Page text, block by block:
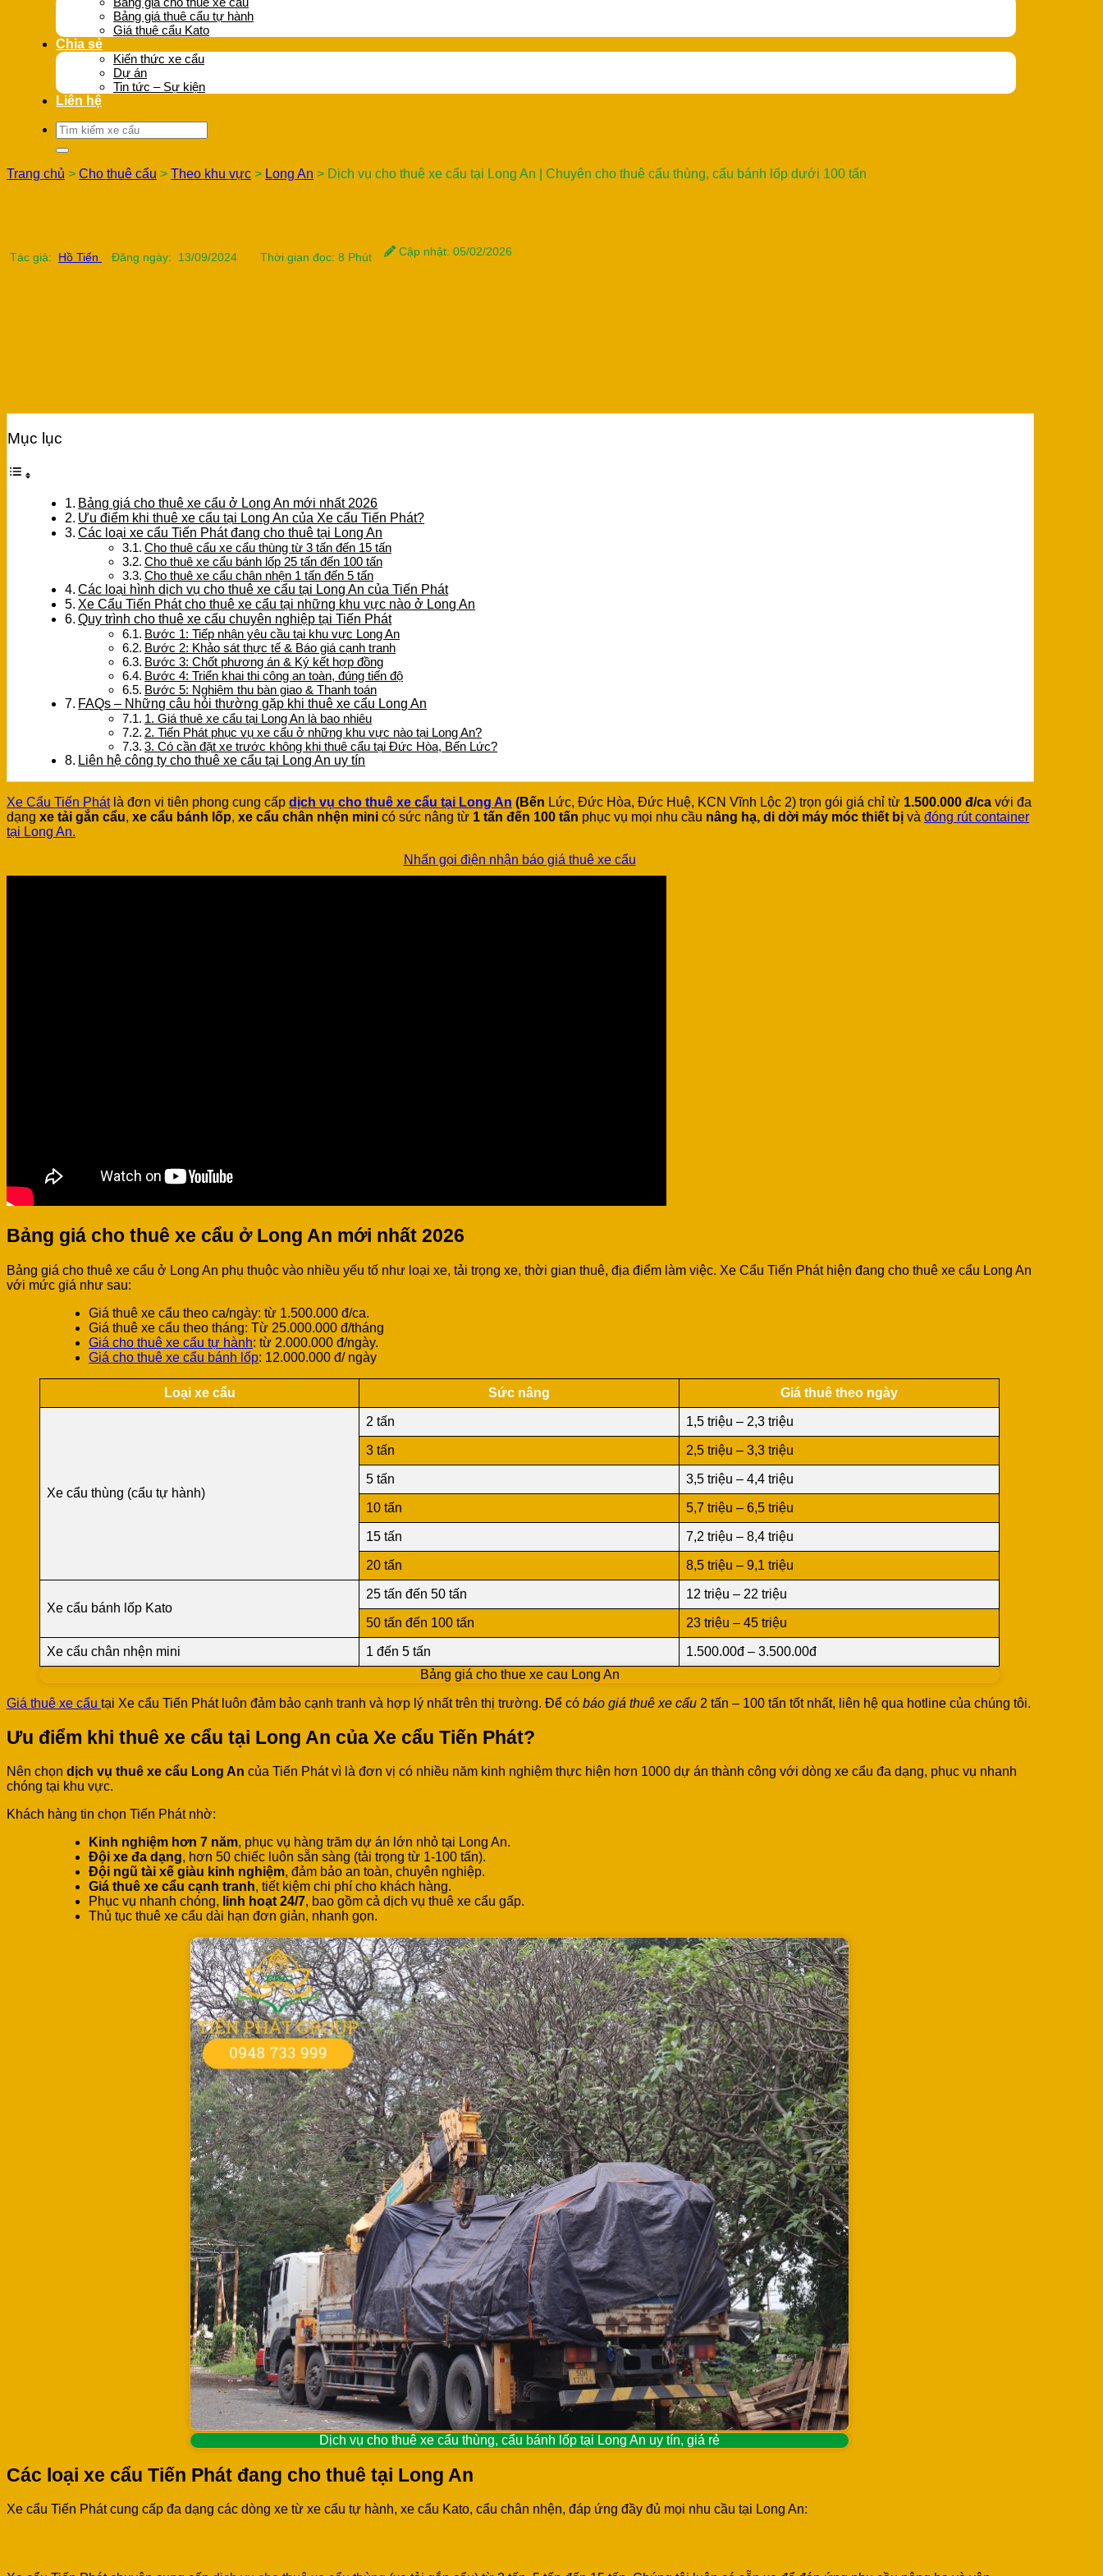
Bảng giá thuê cẩu tự hành
Giá thuê cẩu Kato
Chia sẻ
Kiến thức xe cẩu
Dự án
Tin tức – Sự kiện
Liên hệ
Tìm
kiếm:
Trang chủ > Cho thuê cẩu > Theo khu vực > Long An > Dịch vụ cho thuê xe cẩu tại Long An | Chuyên cho thuê cẩu thùng, cẩu bánh lốp dưới 100 tấn
Tác giả: Hồ Tiến Đăng ngày: 13/09/2024 Thời gian đọc: 8 Phút Cập nhật: 05/02/2026
Mục lục
Bảng giá cho thuê xe cẩu ở Long An mới nhất 2026
Ưu điểm khi thuê xe cẩu tại Long An của Xe cẩu Tiến Phát?
Các loại xe cẩu Tiến Phát đang cho thuê tại Long An
Cho thuê cẩu xe cẩu thùng từ 3 tấn đến 15 tấn
Cho thuê xe cẩu bánh lốp 25 tấn đến 100 tấn
Cho thuê xe cẩu chân nhện 1 tấn đến 5 tấn
Các loại hình dịch vụ cho thuê xe cẩu tại Long An của Tiến Phát
Xe Cẩu Tiến Phát cho thuê xe cẩu tại những khu vực nào ở Long An
Quy trình cho thuê xe cẩu chuyên nghiệp tại Tiến Phát
Bước 1: Tiếp nhận yêu cầu tại khu vực Long An
Bước 2: Khảo sát thực tế & Báo giá cạnh tranh
Bước 3: Chốt phương án & Ký kết hợp đồng
Bước 4: Triển khai thi công an toàn, đúng tiến độ
Bước 5: Nghiệm thu bàn giao & Thanh toán
FAQs – Những câu hỏi thường gặp khi thuê xe cẩu Long An
1. Giá thuê xe cẩu tại Long An là bao nhiêu
2. Tiến Phát phục vụ xe cẩu ở những khu vực nào tại Long An?
3. Có cần đặt xe trước không khi thuê cẩu tại Đức Hòa, Bến Lức?
Liên hệ công ty cho thuê xe cẩu tại Long An uy tín
Xe Cẩu Tiến Phátlà đơn vi tiên phong cung cấp dịch vụ cho thuê xe cẩu tại Long An (Bến Lức, Đức Hòa, Đức Huệ, KCN Vĩnh Lộc 2) trọn gói giá chỉ từ 1.500.000 đ/ca với đa
dạng xe tải gắn cẩu, xe cẩu bánh lốp, xe cẩu chân nhện mini có sức nâng từ 1 tấn đến 100 tấn phục vụ mọi nhu cầu nâng hạ, di dời máy móc thiết bị và đóng rút container
tại Long An.
Nhấn gọi điện nhận báo giá thuê xe cẩu
Bảng giá cho thuê xe cẩu ở Long An mới nhất 2026
Bảng giá cho thuê xe cẩu ở Long An phụ thuộc vào nhiều yếu tố như loại xe, tải trọng xe, thời gian thuê, địa điểm làm việc. Xe Cẩu Tiến Phát hiện đang cho thuê xe cẩu Long An
với mức giá như sau:
Giá thuê xe cẩu theo ca/ngày: từ 1.500.000 đ/ca.
Giá thuê xe cẩu theo tháng: Từ 25.000.000 đ/tháng
Giá cho thuê xe cẩu tự hành: từ 2.000.000 đ/ngày.
Giá cho thuê xe cẩu bánh lốp: 12.000.000 đ/ ngày
Loại xe cẩu Sức nâng Giá thuê theo ngày
Xe cẩu thùng (cẩu tự hành)
2 tấn 1,5 triệu – 2,3 triệu
3 tấn 2,5 triệu – 3,3 triệu
5 tấn 3,5 triệu – 4,4 triệu
10 tấn 5,7 triệu – 6,5 triệu
15 tấn 7,2 triệu – 8,4 triệu
20 tấn 8,5 triệu – 9,1 triệu
Xe cẩu bánh lốp Kato
25 tấn đến 50 tấn 12 triệu – 22 triệu
50 tấn đến 100 tấn 23 triệu – 45 triệu
Xe cẩu chân nhện mini 1 đến 5 tấn
1.500.00đ – 3.500.00đ
Bảng giá cho thue xe cau Long An
Giá thuê xe cẩu tại Xe cẩu Tiến Phát luôn đảm bảo cạnh tranh và hợp lý nhất trên thị trường. Để có báo giá thuê xe cẩu 2 tấn – 100 tấn tốt nhất, liên hệ qua hotline của chúng tôi.
Ưu điểm khi thuê xe cẩu tại Long An của Xe cẩu Tiến Phát?
Nên chọn dịch vụ thuê xe cẩu Long An của Tiến Phát vì là đơn vị có nhiều năm kinh nghiệm thực hiện hơn 1000 dự án thành công với dòng xe cẩu đa dạng, phục vụ nhanh
chóng tại khu vực.
Khách hàng tin chọn Tiến Phát nhờ:
Kinh nghiệm hơn 7 năm, phục vụ hàng trăm dự án lớn nhỏ tại Long An.
Đội xe đa dạng, hơn 50 chiếc luôn sẵn sàng (tải trọng từ 1-100 tấn).
Đội ngũ tài xế giàu kinh nghiệm, đảm bảo an toàn, chuyên nghiệp.
Giá thuê xe cẩu cạnh tranh, tiết kiệm chi phí cho khách hàng.
Phục vụ nhanh chóng, linh hoạt 24/7, bao gồm cả dịch vụ thuê xe cẩu gấp.
Thủ tục thuê xe cẩu dài hạn đơn giản, nhanh gọn.
Dịch vụ cho thuê xe cẩu thùng, cẩu bánh lốp tại Long An uy tín, giá rẻ
Các loại xe cẩu Tiến Phát đang cho thuê tại Long An
Xe cẩu Tiến Phát cung cấp đa dạng các dòng xe từ xe cẩu tự hành, xe cẩu Kato, cẩu chân nhện, đáp ứng đầy đủ mọi nhu cầu tại Long An: